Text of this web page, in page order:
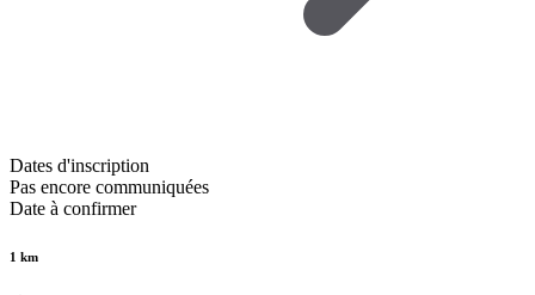
Dates d'inscription
Pas encore communiquées
Date à confirmer
1 km